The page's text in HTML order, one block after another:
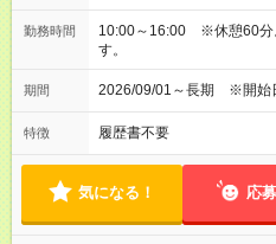
勤務時間
10:00～16:00 ※休憩60分
す。
期間 2026/09/01～長期 ※開始
特徴 履歴書不要
気になる！ 応